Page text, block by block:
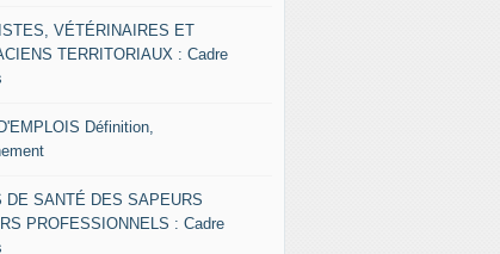
VÉTÉRINAIRES ET
TERRITORIAUX : Cadre
Définition,
DE SANTÉ DES SAPEURS
PROFESSIONNELS : Cadre